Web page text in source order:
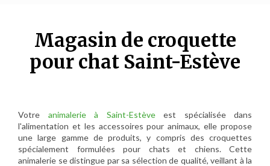
Magasin de croquette
pour chat Saint-Estève
Votre animalerie à Saint-Estèveest spécialisée dans
l'alimentation et les accessoires pour animaux, elle propose
une large gamme de produits, y compris des croquettes
spécialement formulées pour chats et chiens. Cette
animalerie se distingue par sa sélection de qualité, veillant à la